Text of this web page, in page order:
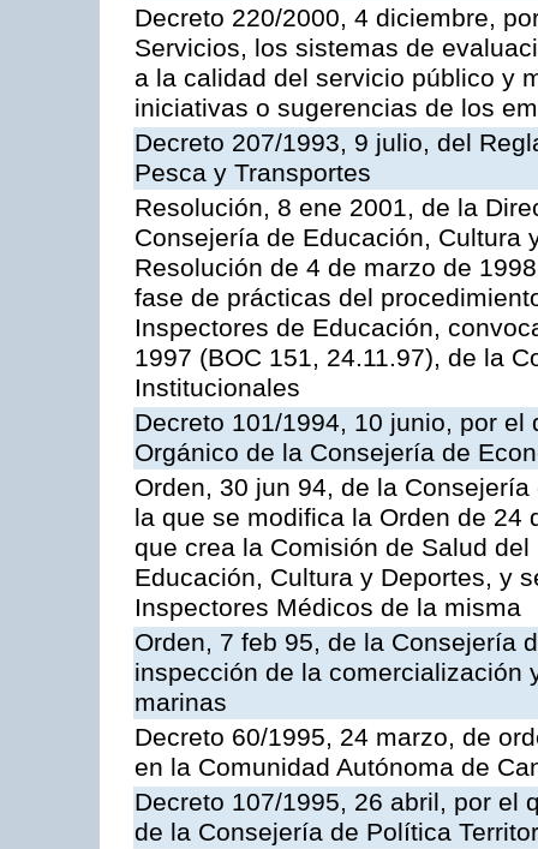
Decreto 220/2000, 4 diciembre,
Servicios, los sistemas de
a la calidad del servicio público y
iniciativas o sugerencias de los
Decreto 207/1993, 9 julio, del
Pesca y Transportes
Resolución, 8 ene 2001, de la
Consejería de Educación, Cultura
Resolución de 4 de marzo de
fase de prácticas del
Inspectores de Educación,
1997 (BOC 151, 24.11.97), de la
Institucionales
Decreto 101/1994, 10 junio, por
Orgánico de la Consejería de
Orden, 30 jun 94, de la
la que se modifica la Orden de 24
que crea la Comisión de Salud
Educación, Cultura y Deportes, y
Inspectores Médicos de la misma
Orden, 7 feb 95, de la Consejería
inspección de la comercialización
marinas
Decreto 60/1995, 24 marzo, de
en la Comunidad Autónoma de
Decreto 107/1995, 26 abril, por el
de la Consejería de Política